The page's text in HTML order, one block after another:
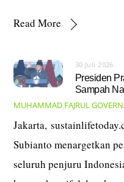
Read More
30 Juli 2026
Presiden
Sampah
MUHAMMAD FAJRUL
Jakarta,
Subianto menargetkan
seluruh penjuru